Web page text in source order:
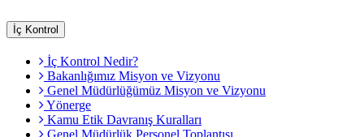
İç Kontrol
İç Kontrol Nedir?
Bakanlığımız Misyon ve Vizyonu
Genel Müdürlüğümüz Misyon ve Vizyonu
Yönerge
Kamu Etik Davranış Kuralları
Genel Müdürlük Personel Toplantısı